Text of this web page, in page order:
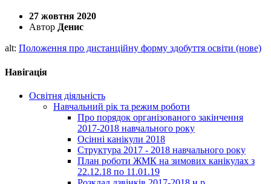
27 жовтня 2020
Автор Денис
alt: Положення про дистанційну форму здобуття освіти (нове)
Навігація
Освітня діяльність
Навчальний рік та режим роботи
Про порядок організованого закінчення
2017-2018 навчального року
Осінні канікули 2018
Структура 2017 - 2018 навчального року
План роботи ЖМК на зимових канікулах з
22.12.18 по 11.01.19